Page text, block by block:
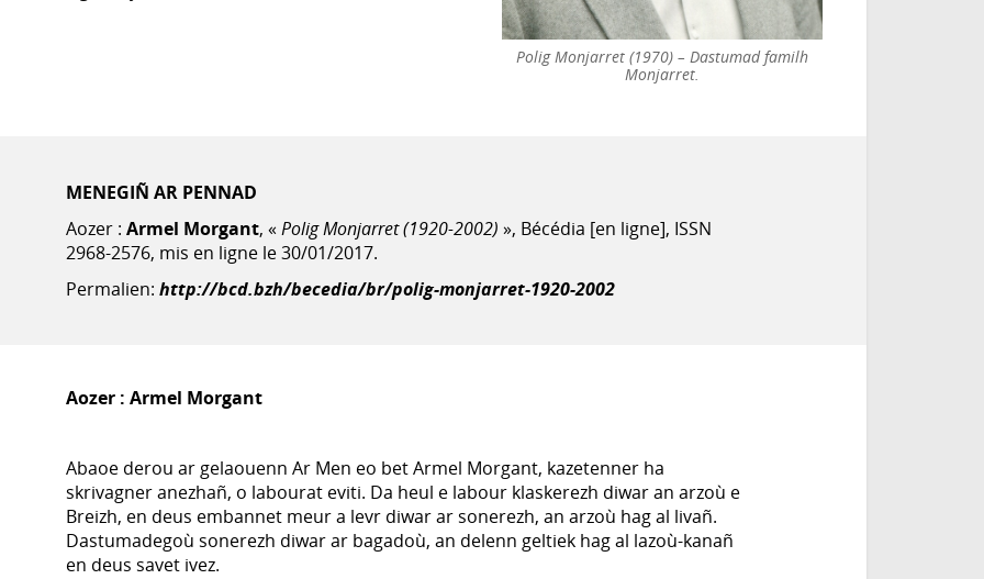
Polig Monjarret (1970) – Dastumad familh
Monjarret.
MENEGIÑ AR PENNAD
Aozer :Armel Morgant, «Polig Monjarret (1920-2002) », Bécédia [en ligne], ISSN
2968-2576, mis en ligne le 30/01/2017.
Permalien:http://bcd.bzh/becedia/br/polig-monjarret-1920-2002
Aozer :Armel Morgant
Abaoe derou ar gelaouenn Ar Men eo bet Armel Morgant, kazetenner ha
skrivagner anezhañ, o labourat eviti. Da heul e labour klaskerezh diwar an arzoù e
Breizh, en deus embannet meur a levr diwar ar sonerezh, an arzoù hag al livañ.
Dastumadegoù sonerezh diwar ar bagadoù, an delenn geltiek hag al lazoù-kanañ
en deus savet ivez.